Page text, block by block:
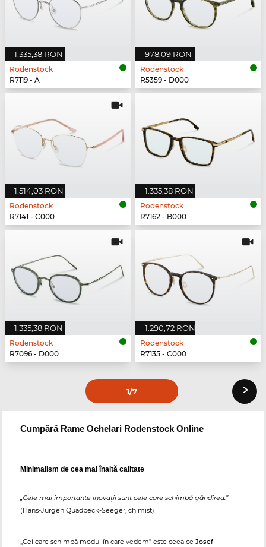
1.335,38 RON
Rodenstock
R7119 - A
978,09 RON
Rodenstock
R5359 - D000
1.514,03 RON
Rodenstock
R7141 - C000
1.335,38 RON
Rodenstock
R7162 - B000
1.335,38 RON
Rodenstock
R7096 - D000
1.290,72 RON
Rodenstock
R7135 - C000
1/7 ›
Cumpără Rame Ochelari Rodenstock Online
Minimalism de cea mai înaltă calitate
„Cele mai importante inovații sunt cele care schimbă gândirea.”
(Hans-Jürgen Quadbeck-Seeger, chimist)
„Cei care schimbă modul în care vedem” este ceea ce Josef